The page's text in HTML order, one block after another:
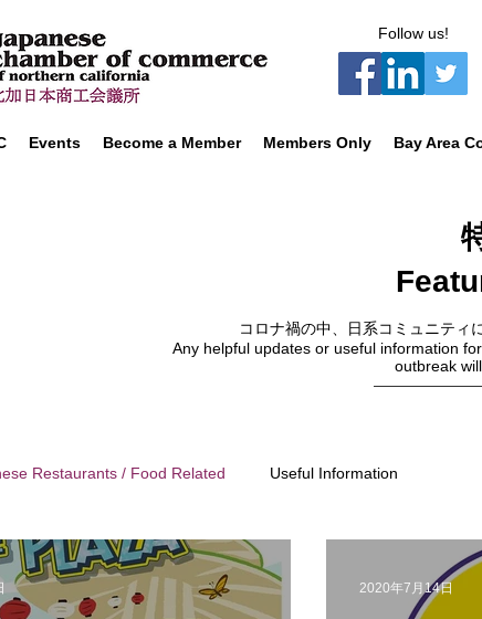
Follow us!
Events Become a Member Members Only Bay Area
コロナ禍の中、日系コミュニティ
Any helpful updates or useful information
outbreak
Restaurants / Food Related Useful Information
2020年7月14日